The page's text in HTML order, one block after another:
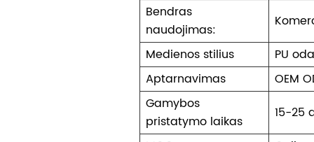
Bendras
naudojimas:
Medienos stilius
PU
Aptarnavimas
OEM
Gamybos
pristatymo laikas
15-25